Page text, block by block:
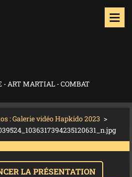
- ART MARTIAL - COMBAT
: Galerie vidéo Hapkido 2023 >
LA PRÉSENTATION